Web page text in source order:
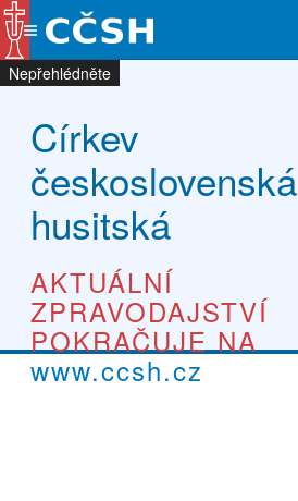
Církev
československá
husitská
AKTUÁLNÍ
ZPRAVODAJSTVÍ
POKRAČUJE NA
www.ccsh.cz
Nepřehlédněte
Nepřehlédněte
Nepřehlédněte
Nepřehlédněte